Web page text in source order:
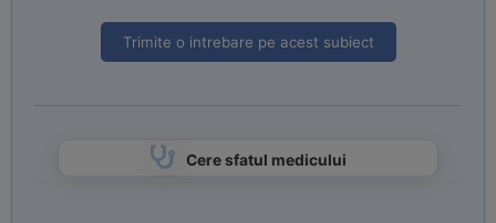
Trimite o intrebare pe acest subiect
Cere sfatul medicului